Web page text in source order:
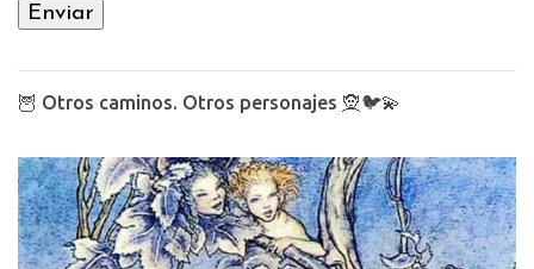
🦉 Otros caminos. Otros personajes 🧝🐦💫